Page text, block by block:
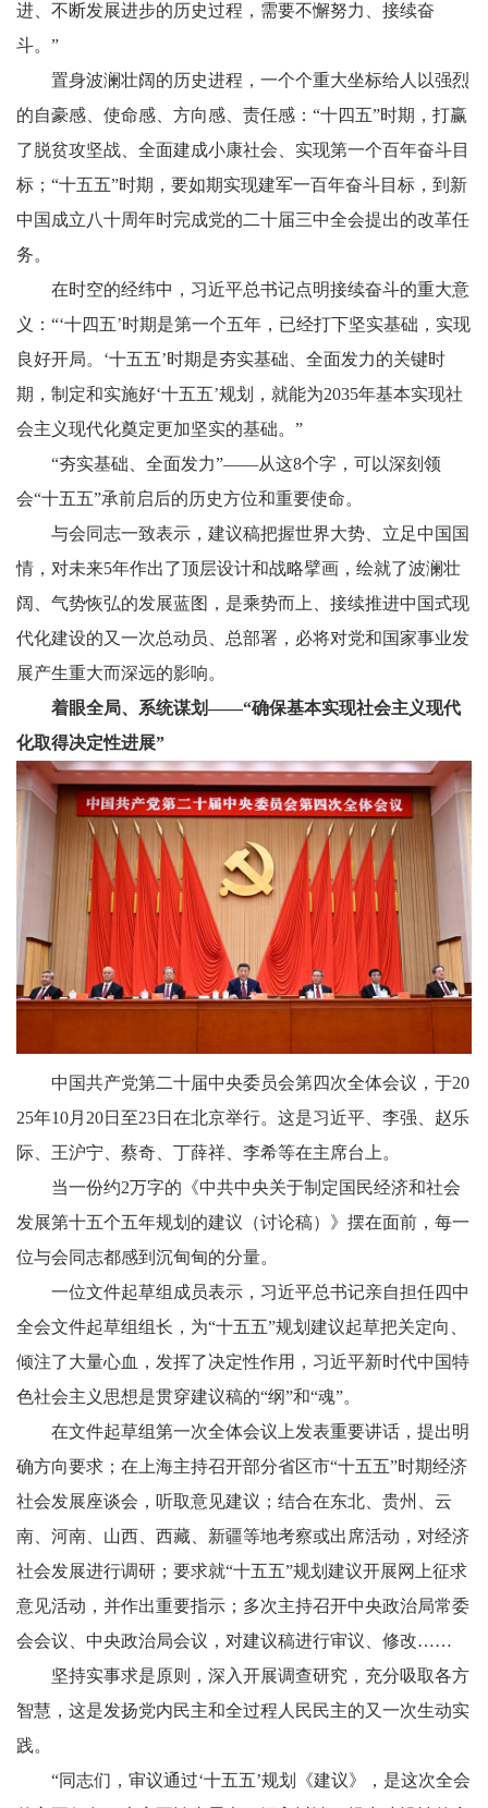
进、不断发展进步的历史过程，需要不懈努力、接续奋
斗。”
置身波澜壮阔的历史进程，一个个重大坐标给人以强烈
的自豪感、使命感、方向感、责任感：“十四五”时期，打赢
了脱贫攻坚战、全面建成小康社会、实现第一个百年奋斗目
标；“十五五”时期，要如期实现建军一百年奋斗目标，到新
中国成立八十周年时完成党的二十届三中全会提出的改革任
务。
在时空的经纬中，习近平总书记点明接续奋斗的重大意
义：“‘十四五’时期是第一个五年，已经打下坚实基础，实现
良好开局。‘十五五’时期是夯实基础、全面发力的关键时
期，制定和实施好‘十五五’规划，就能为2035年基本实现社
会主义现代化奠定更加坚实的基础。”
“夯实基础、全面发力”——从这8个字，可以深刻领
会“十五五”承前启后的历史方位和重要使命。
与会同志一致表示，建议稿把握世界大势、立足中国国
情，对未来5年作出了顶层设计和战略擘画，绘就了波澜壮
阔、气势恢弘的发展蓝图，是乘势而上、接续推进中国式现
代化建设的又一次总动员、总部署，必将对党和国家事业发
展产生重大而深远的影响。
着眼全局、系统谋划——“确保基本实现社会主义现代
化取得决定性进展”
中国共产党第二十届中央委员会第四次全体会议，于20
25年10月20日至23日在北京举行。这是习近平、李强、赵乐
际、王沪宁、蔡奇、丁薛祥、李希等在主席台上。
当一份约2万字的《中共中央关于制定国民经济和社会
发展第十五个五年规划的建议（讨论稿）》摆在面前，每一
位与会同志都感到沉甸甸的分量。
一位文件起草组成员表示，习近平总书记亲自担任四中
全会文件起草组组长，为“十五五”规划建议起草把关定向、
倾注了大量心血，发挥了决定性作用，习近平新时代中国特
色社会主义思想是贯穿建议稿的“纲”和“魂”。
在文件起草组第一次全体会议上发表重要讲话，提出明
确方向要求；在上海主持召开部分省区市“十五五”时期经济
社会发展座谈会，听取意见建议；结合在东北、贵州、云
南、河南、山西、西藏、新疆等地考察或出席活动，对经济
社会发展进行调研；要求就“十五五”规划建议开展网上征求
意见活动，并作出重要指示；多次主持召开中央政治局常委
会会议、中央政治局会议，对建议稿进行审议、修改……
坚持实事求是原则，深入开展调查研究，充分吸取各方
智慧，这是发扬党内民主和全过程人民民主的又一次生动实
践。
“同志们，审议通过‘十五五’规划《建议》，是这次全会